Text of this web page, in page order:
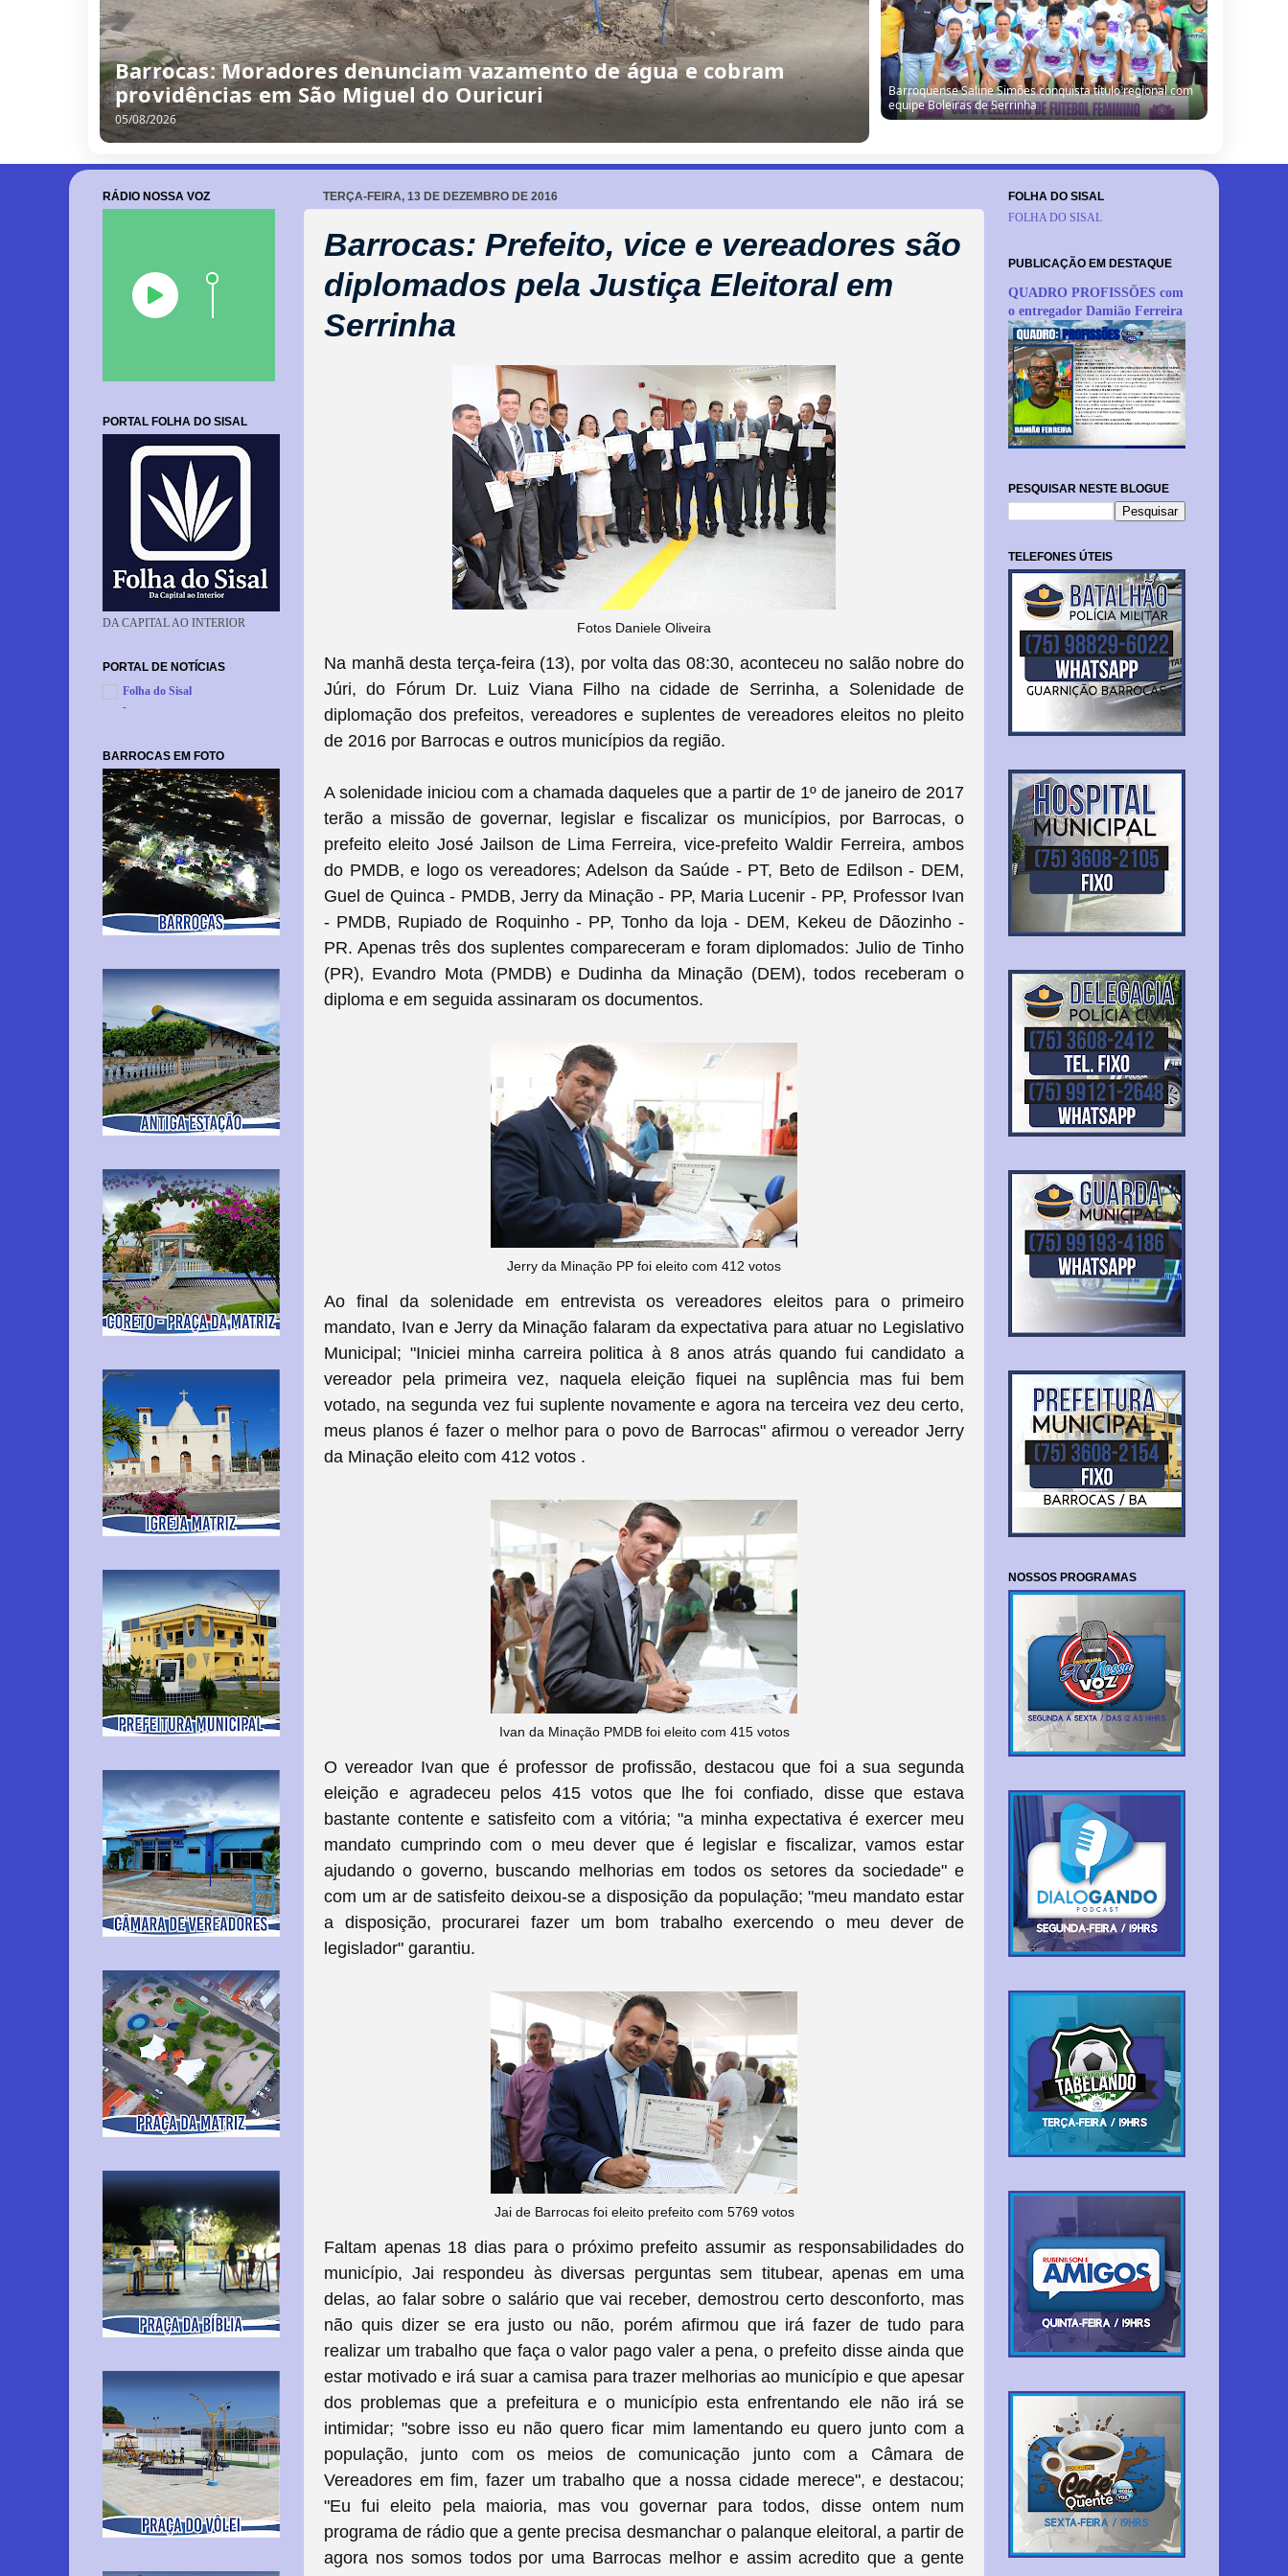
/
0
8
/
2
0
2
6
Barrocas: Moradores denunciam vazamento de água e
cobram providências em São Miguel do Ouricuri
TERÇA-FEIRA, 13 DE DEZEMBRO DE 2016
Barrocas: Prefeito, vice e vereadores são
diplomados pela Justiça Eleitoral em
Serrinha
Fotos Daniele Oliveira
Na manhã desta terça-feira (13), por volta das 08:30, aconteceu no salão nobre do
Júri, do Fórum Dr. Luiz Viana Filho na cidade de Serrinha, a Solenidade de
diplomação dos prefeitos, vereadores e suplentes de vereadores eleitos no pleito
de 2016 por Barrocas e outros municípios da região.
A solenidade iniciou com a chamada daqueles que a partir de 1º de janeiro de 2017
terão a missão de governar, legislar e fiscalizar os municípios, por Barrocas, o
prefeito eleito José Jailson de Lima Ferreira, vice-prefeito Waldir Ferreira, ambos
do PMDB, e logo os vereadores; Adelson da Saúde - PT, Beto de Edilson - DEM,
Guel de Quinca - PMDB, Jerry da Minação - PP, Maria Lucenir - PP, Professor Ivan
- PMDB, Rupiado de Roquinho - PP, Tonho da loja - DEM, Kekeu de Dãozinho -
PR. Apenas três dos suplentes compareceram e foram diplomados: Julio de Tinho
(PR), Evandro Mota (PMDB) e Dudinha da Minação (DEM), todos receberam o
diploma e em seguida assinaram os documentos.
Jerry da Minação PP foi eleito com 412 votos
Ao final da solenidade em entrevista os vereadores eleitos para o primeiro
mandato, Ivan e Jerry da Minação falaram da expectativa para atuar no Legislativo
Municipal; "Iniciei minha carreira politica à 8 anos atrás quando fui candidato a
vereador pela primeira vez, naquela eleição fiquei na suplência mas fui bem
votado, na segunda vez fui suplente novamente e agora na terceira vez deu certo,
meus planos é fazer o melhor para o povo de Barrocas" afirmou o vereador Jerry
da Minação eleito com 412 votos .
Ivan da Minação PMDB foi eleito com 415 votos
O vereador Ivan que é professor de profissão, destacou que foi a sua segunda
eleição e agradeceu pelos 415 votos que lhe foi confiado, disse que estava
bastante contente e satisfeito com a vitória; "a minha expectativa é exercer meu
mandato cumprindo com o meu dever que é legislar e fiscalizar, vamos estar
ajudando o governo, buscando melhorias em todos os setores da sociedade" e
com um ar de satisfeito deixou-se a disposição da população; "meu mandato estar
a disposição, procurarei fazer um bom trabalho exercendo o meu dever de
legislador" garantiu.
Jai de Barrocas foi eleito prefeito com 5769 votos
Faltam apenas 18 dias para o próximo prefeito assumir as responsabilidades do
município, Jai respondeu às diversas perguntas sem titubear, apenas em uma
delas, ao falar sobre o salário que vai receber, demostrou certo desconforto, mas
não quis dizer se era justo ou não, porém afirmou que irá fazer de tudo para
realizar um trabalho que faça o valor pago valer a pena, o prefeito disse ainda que
estar motivado e irá suar a camisa para trazer melhorias ao município e que apesar
dos problemas que a prefeitura e o município esta enfrentando ele não irá se
intimidar; "sobre isso eu não quero ficar mim lamentando eu quero junto com a
população, junto com os meios de comunicação junto com a Câmara de
Vereadores em fim, fazer um trabalho que a nossa cidade merece", e destacou;
"Eu fui eleito pela maioria, mas vou governar para todos, disse ontem num
programa de rádio que a gente precisa desmanchar o palanque eleitoral, a partir de
agora nos somos todos por uma Barrocas melhor e assim acredito que a gente
RÁDIO NOSSA VOZ
PORTAL FOLHA DO SISAL
DA CAPITAL AO INTERIOR
PORTAL DE NOTÍCIAS
Folha do Sisal
-
BARROCAS EM FOTO
FOLHA DO SISAL
FOLHA DO SISAL
PUBLICAÇÃO EM DESTAQUE
QUADRO PROFISSÕES com
o entregador Damião Ferreira
PESQUISAR NESTE BLOGUE
TELEFONES ÚTEIS
NOSSOS PROGRAMAS